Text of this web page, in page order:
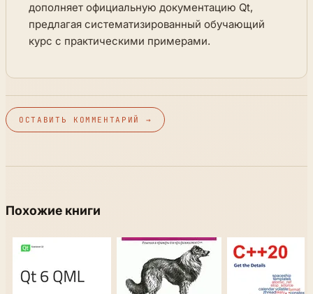
дополняет официальную документацию Qt,
предлагая систематизированный обучающий
курс с практическими примерами.
ОСТАВИТЬ КОММЕНТАРИЙ →
Похожие книги